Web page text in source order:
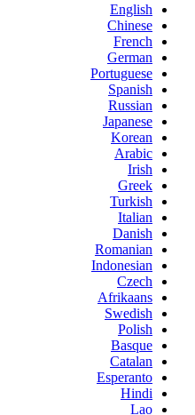
English
Chinese
French
German
Portuguese
Spanish
Russian
Japanese
Korean
Arabic
Irish
Greek
Turkish
Italian
Danish
Romanian
Indonesian
Czech
Afrikaans
Swedish
Polish
Basque
Catalan
Esperanto
Hindi
Lao